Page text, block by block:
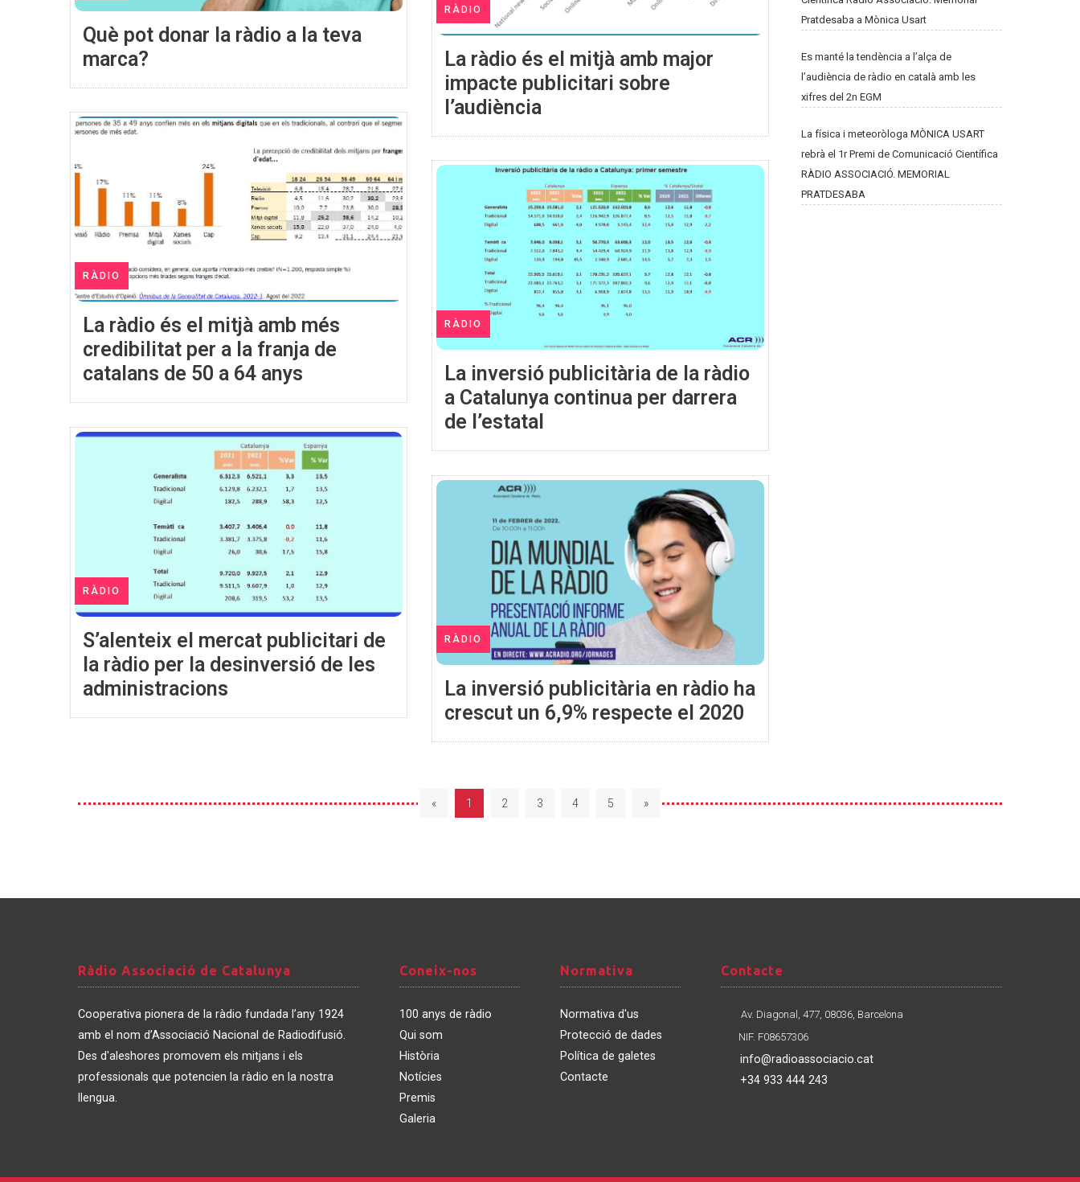
Què pot donar la ràdio a la teva
marca?
RÀDIO
La ràdio és el mitjà amb major
impacte publicitari sobre
l’audiència
RÀDIO
La ràdio és el mitjà amb més
credibilitat per a la franja de
catalans de 50 a 64 anys
RÀDIO
La inversió publicitària de la ràdio
a Catalunya continua per darrera
de l’estatal
RÀDIO
S’alenteix el mercat publicitari de
la ràdio per la desinversió de les
administracions
RÀDIO
La inversió publicitària en ràdio ha
crescut un 6,9% respecte el 2020
Pratdesaba a Mònica Usart
Es manté la tendència a l’alça de
l’audiència de ràdio en català amb les
xifres del 2n EGM
La física i meteoròloga MÒNICA USART
rebrà el 1r Premi de Comunicació Científica
RÀDIO ASSOCIACIÓ. MEMORIAL
PRATDESABA
« 1 2 3 4 5 »
Ràdio
Associació
de
Catalunya
Ràdio Associació de Catalunya
Cooperativa pionera de la ràdio fundada l’any 1924
amb el nom d’Associació Nacional de Radiodifusió.
Des d'aleshores promovem els mitjans i els
professionals que potencien la ràdio en la nostra
llengua.
Coneix-
nos
Coneix-nos
100 anys de ràdio
Qui som
Història
Notícies
Premis
Galeria
Normativa
Normativa
Normativa d'us
Protecció de dades
Política de galetes
Contacte
Contacte
Contacte
Av. Diagonal, 477, 08036, Barcelona
NIF. F08657306
info@radioassociacio.cat
+34 933 444 243